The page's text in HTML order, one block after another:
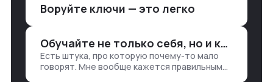
аналитикой лет 15 назад, нужно было:
продажи, заявки, прогресс по проекту
— все ручками
Воруйте ключи — это легко
Обучайте не только себя, но и клиентов
Есть штука, про которую почему-то мало
говорят. Мне вообще кажется правильным